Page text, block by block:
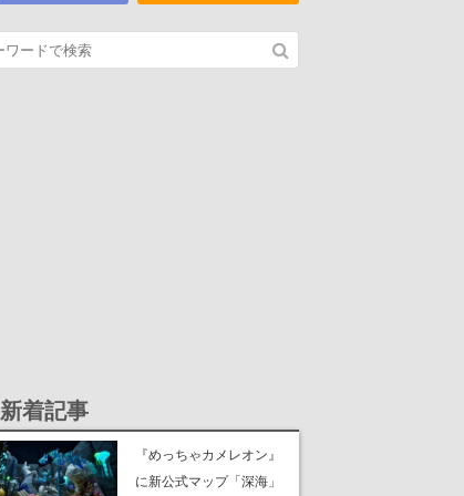
新着記事
『めっちゃカメレオン』
に新公式マップ「深海」